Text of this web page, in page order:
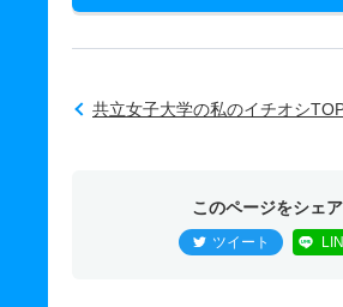
共立女子大学の私のイチオシ
このページをシェ
ツイート